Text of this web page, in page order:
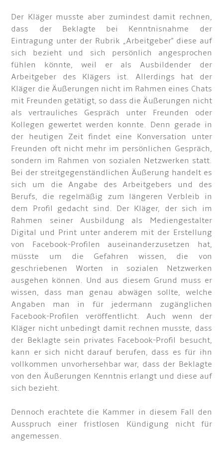
Der Kläger musste aber zumindest damit rechnen,
dass der Beklagte bei Kenntnisnahme der
Eintragung unter der Rubrik „Arbeitgeber" diese auf
sich bezieht und sich persönlich angesprochen
fühlen könnte, weil er als Ausbildender der
Arbeitgeber des Klägers ist. Allerdings hat der
Kläger die Äußerungen nicht im Rahmen eines Chats
mit Freunden getätigt, so dass die Äußerungen nicht
als vertrauliches Gespräch unter Freunden oder
Kollegen gewertet werden konnte. Denn gerade in
der heutigen Zeit findet eine Konversation unter
Freunden oft nicht mehr im persönlichen Gespräch,
sondern im Rahmen von sozialen Netzwerken statt.
Bei der streitgegenständlichen Äußerung handelt es
sich um die Angabe des Arbeitgebers und des
Berufs, die regelmäßig zum längeren Verbleib in
dem Profil gedacht sind. Der Kläger, der sich im
Rahmen seiner Ausbildung als Mediengestalter
Digital und Print unter anderem mit der Erstellung
von Facebook-Profilen auseinanderzusetzen hat,
müsste um die Gefahren wissen, die von
geschriebenen Worten in sozialen Netzwerken
ausgehen können. Und aus diesem Grund muss er
wissen, dass man genau abwägen sollte, welche
Angaben man in für jedermann zugänglichen
Facebook-Profilen veröffentlicht. Auch wenn der
Kläger nicht unbedingt damit rechnen musste, dass
der Beklagte sein privates Facebook-Profil besucht,
kann er sich nicht darauf berufen, dass es für ihn
vollkommen unvorhersehbar war, dass der Beklagte
von den Äußerungen Kenntnis erlangt und diese auf
sich bezieht.
Dennoch erachtete die Kammer in diesem Fall den
Ausspruch einer fristlosen Kündigung nicht für
angemessen.